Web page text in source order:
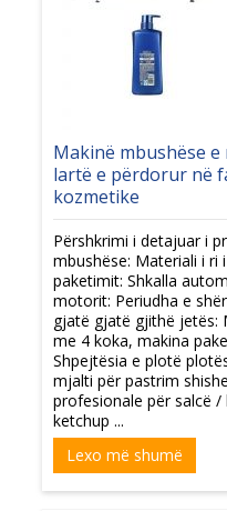
Makinë mbushëse
lartë e përdorur në
kozmetike
Përshkrimi i detajuar i
mbushëse: Materiali i ri
paketimit: Shkalla
motorit: Periudha e
gjatë gjatë gjithë jetës:
me 4 koka, makina
Shpejtësia e plotë
mjalti për pastrim
profesionale për salcë
ketchup ...
Lexo më shumë